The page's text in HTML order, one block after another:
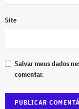
Site
Salvar meus dados
comentar.